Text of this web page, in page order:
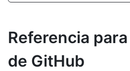
Referencia
de GitHub